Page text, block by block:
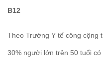
B12
Theo Trường Y tế công cộng
30% người lớn trên 50 tuổi